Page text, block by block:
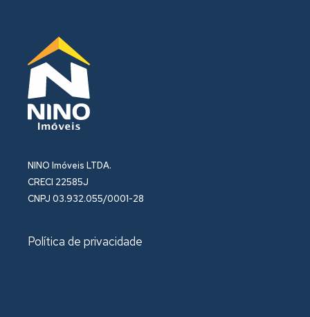
NINO Imóveis LTDA.
CRECI 22585J
CNPJ 03.932.055/0001-28
Política de privacidade